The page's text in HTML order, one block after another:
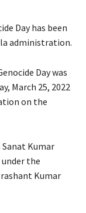
Day has been
administration.
Day was
March 25, 2022
on the
Kumar
the
Kumar